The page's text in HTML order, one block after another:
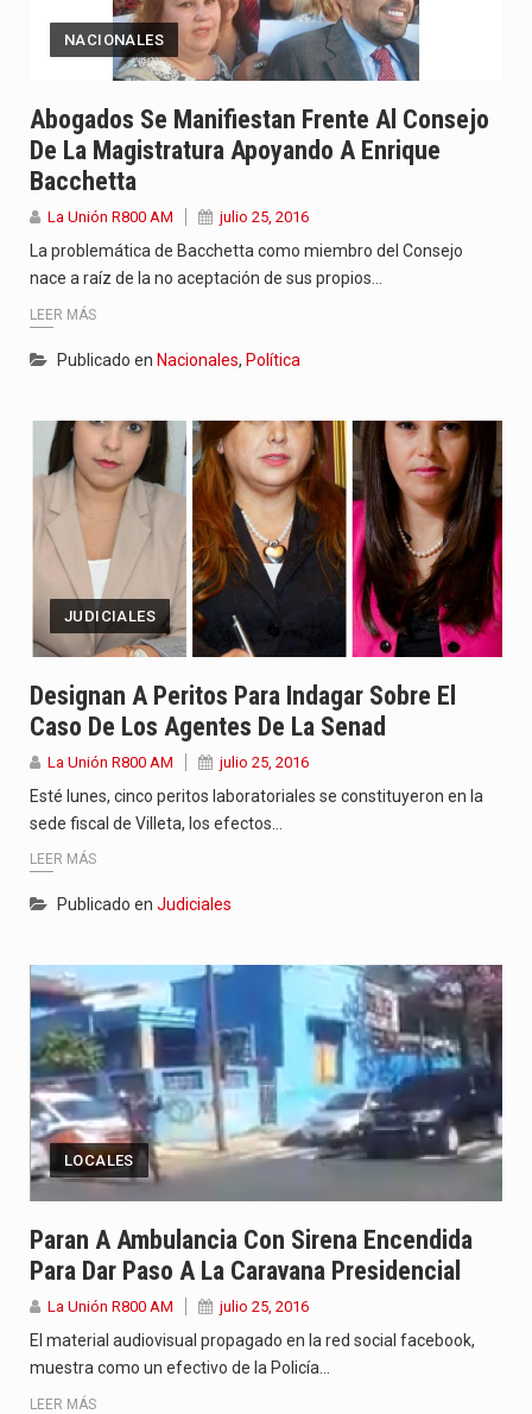
NACIONALES
Abogados Se Manifiestan Frente Al Consejo
De La Magistratura Apoyando A Enrique
Bacchetta
La Unión R800 AM julio 25, 2016
La problemática de Bacchetta como miembro del Consejo
nace a raíz de la no aceptación de sus propios…
LEER MÁS
Publicado en Nacionales, Política
JUDICIALES
Designan A Peritos Para Indagar Sobre El
Caso De Los Agentes De La Senad
La Unión R800 AM julio 25, 2016
Esté lunes, cinco peritos laboratoriales se constituyeron en la
sede fiscal de Villeta, los efectos…
LEER MÁS
Publicado en Judiciales
LOCALES
Paran A Ambulancia Con Sirena Encendida
Para Dar Paso A La Caravana Presidencial
La Unión R800 AM julio 25, 2016
El material audiovisual propagado en la red social facebook,
muestra como un efectivo de la Policía…
LEER MÁS